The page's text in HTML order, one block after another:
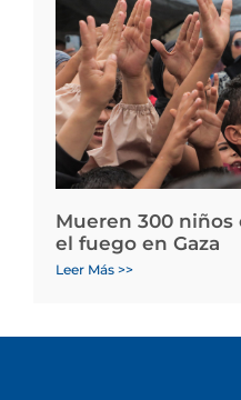
Mueren 300 niños
el fuego en Gaza
Leer Más >>